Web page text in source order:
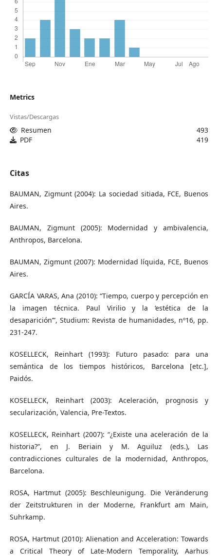
Metrics
Vistas/Descargas
Resumen
493
PDF
419
Citas
BAUMAN, Zigmunt (2004): La sociedad sitiada, FCE, Buenos
Aires.
BAUMAN, Zigmunt (2005): Modernidad y ambivalencia,
Anthropos, Barcelona.
BAUMAN, Zigmunt (2007): Modernidad líquida, FCE, Buenos
Aires.
GARCÍA VARAS, Ana (2010): “Tiempo, cuerpo y percepción en
la imagen técnica. Paul Virilio y la ‘estética de la
desaparición’”, Studium: Revista de humanidades, nº16, pp.
231-247.
KOSELLECK, Reinhart (1993): Futuro pasado: para una
semántica de los tiempos históricos, Barcelona [etc.],
Paidós.
KOSELLECK, Reinhart (2003): Aceleración, prognosis y
secularización, Valencia, Pre-Textos.
KOSELLECK, Reinhart (2007): “¿Existe una aceleración de la
historia?”, en J. Beriain y M. Aguiluz (eds.), Las
contradicciones culturales de la modernidad, Anthropos,
Barcelona.
ROSA, Hartmut (2005): Beschleunigung. Die Veränderung
der Zeitstrukturen in der Moderne, Frankfurt am Main,
Suhrkamp.
ROSA, Hartmut (2010): Alienation and Acceleration: Towards
a Critical Theory of Late-Modern Temporality, Aarhus